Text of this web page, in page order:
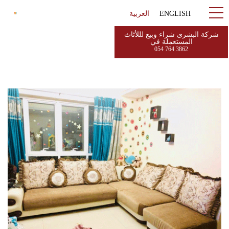
العربية ENGLISH
شركة البشرى شراء وبيع لللأثاث
المستعملة في
054 764 3862